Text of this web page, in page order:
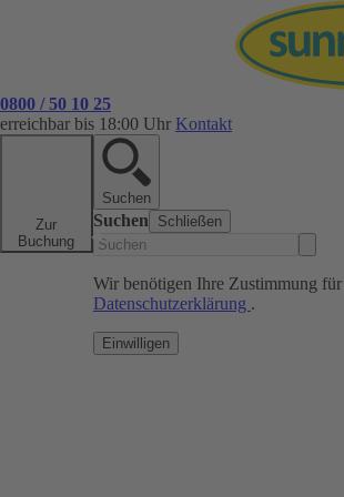
0800 / 50 10 25
erreichbar bis 18:00 Uhr Kontakt
Zur
Buchung
Suchen
Suchen Schließen
Wir benötigen Ihre Zustimmung
Datenschutzerklärung .
Einwilligen